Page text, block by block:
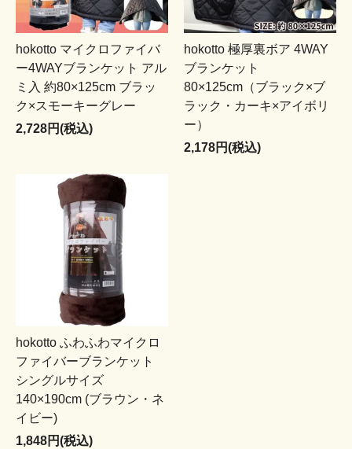
hokotto マイクロファイバ
ー4WAYブランケット アル
ミ入 約80×125cm ブラッ
ク×スモーキーグレー
2,728円(税込)
hokotto 極厚裏ボア 4WAY
ブランケット
80×125cm（ブラック×ブ
ラック・カーキ×アイボリ
ー）
2,178円(税込)
hokotto ふわふわマイクロ
ファイバーブランケット
シングルサイズ
140×190cm (ブラウン・ネ
イビー)
1,848円(税込)